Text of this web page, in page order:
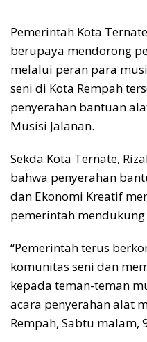
Pemerintah Kota
berupaya mendorong
melalui peran para
seni di Kota Rempah
penyerahan bantuan
Musisi Jalanan.
Sekda Kota Ternate,
bahwa penyerahan
dan Ekonomi Kreatif
pemerintah mendukung
“Pemerintah terus
komunitas seni dan
kepada teman-teman
acara penyerahan alat
Rempah, Sabtu malam,